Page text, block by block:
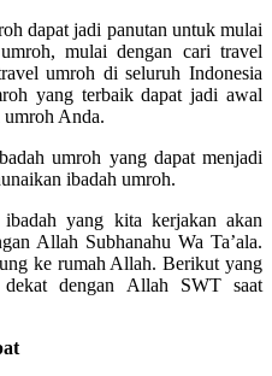
dapat jadi panutan untuk mulai
mulai dengan cari travel
umroh di seluruh Indonesia
yang terbaik dapat jadi awal
umroh Anda.
umroh yang dapat menjadi
ibadah umroh.
yang kita kerjakan akan
Allah Subhanahu Wa Ta’ala.
ke rumah Allah. Berikut yang
dengan Allah SWT saat